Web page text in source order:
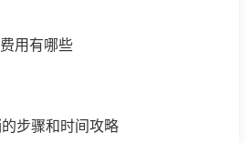
用有哪些
步骤和时间攻略